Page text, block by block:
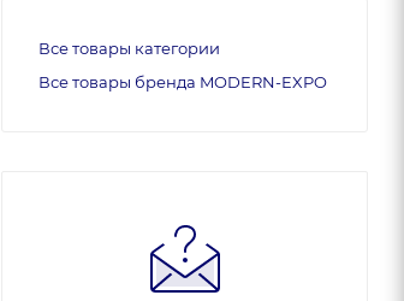
Все товары категории
Все товары бренда MODERN-EXPO